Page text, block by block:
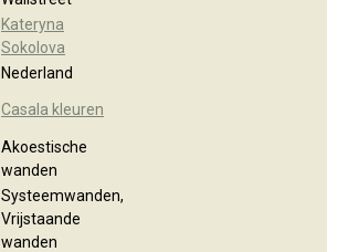
Kateryna
Sokolova
Nederland
Casala kleuren
Akoestische
wanden
Systeemwanden,
Vrijstaande
wanden